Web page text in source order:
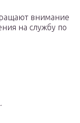
внимание
на службу по